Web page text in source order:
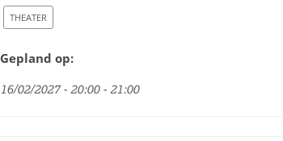
THEATER
Gepland op:
16/02/2027 - 20:00 - 21:00